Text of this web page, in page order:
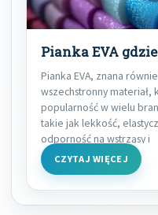
Pianka EVA
Pianka EVA, znana
wszechstronny
popularność w wielu
takie jak lekkość,
odporność na wstrząsy i
CZYTAJ WIĘCEJ